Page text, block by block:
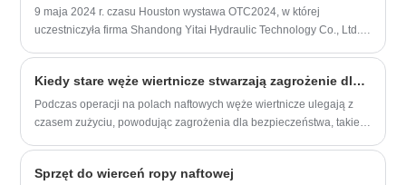
Południowochińskim ten system ochronny przedłużył żywotność
węża z 18 miesięcy do 42 miesięcy.
9 maja 2024 r. czasu Houston wystawa OTC2024, w której
uczestniczyła firma Shandong Yitai Hydraulic Technology Co., Ltd.,
gumowych, ale także osiągnęła owocne wyniki. Yitai Technology
zaprezentowała na wystawie szereg innowacyjnych produktów,
takich jak wyjątkowo odporny na zużycie wąż do szczelinowania
zaawansowany. Stoisko przyciągnęło wielu międzynarodowych
Kiedy stare węże wiertnicze stwarzają zagrożenie dla bezpieczeństwa, czy bardziej opłacalna jest ich wymiana na nowe lub renowacja?
Podczas operacji na polach naftowych węże wiertnicze ulegają z
czasem zużyciu, powodując zagrożenia dla bezpieczeństwa, takie
postęp wierceń i potencjalnie powodując wypadki związane z
Sprzęt do wierceń ropy naftowej